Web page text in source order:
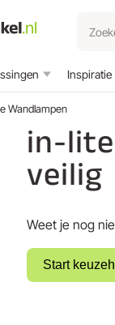
Inspiratie
Wandlampen
in-lite
veilig
Weet je nog
Start